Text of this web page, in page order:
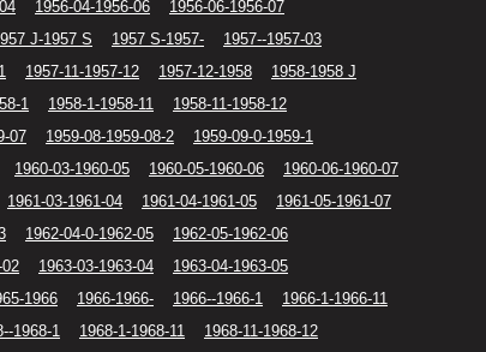
1956-04-1956-06
1956-06-1956-07
J-1957 S 1957 S-1957-
1957--1957-03
1957-11-1957-12 1957-12-1958
1958-1958 J
1 1958-1-1958-11
1958-11-1958-12
07 1959-08-1959-08-2
1959-09-0-1959-1
1960-03-1960-05 1960-05-1960-06
1960-06-1960-07
1961-03-1961-04 1961-04-1961-05
1961-05-1961-07
1962-04-0-1962-05
1962-05-1962-06
1963-03-1963-04
1963-04-1963-05
1966 1966-1966- 1966--1966-1
1966-1-1966-11
1968-1 1968-1-1968-11
1968-11-1968-12